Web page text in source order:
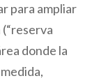
para ampliar
donde la